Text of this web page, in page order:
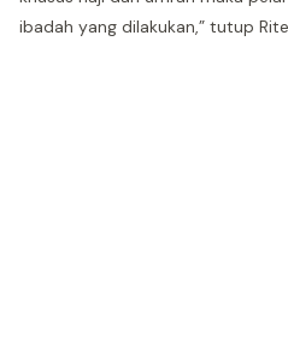
ibadah yang dilakukan,” tutup